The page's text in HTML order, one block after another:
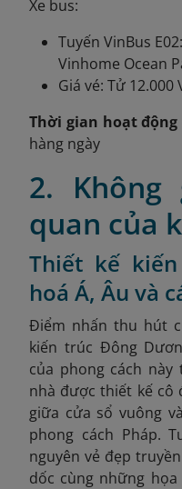
Xe bus:
Tuyến VinBus
Vinhome Ocean
Giá vé: Tử
Thời gian hoạt động
hàng ngày
2. Không
quan của
Thiết kế
hoá Á, Âu và
Điểm nhấn thu hút
kiến trúc Đông
của phong cách
nhà được thiết kế cô
giữa cửa sổ vuông
phong cách Pháp.
nguyên vẻ đẹp
dốc cùng những